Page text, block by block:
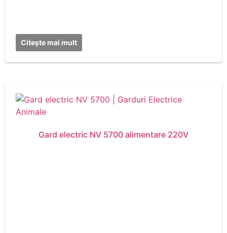
Citește mai mult
Gard electric NV 5700 alimentare 220V